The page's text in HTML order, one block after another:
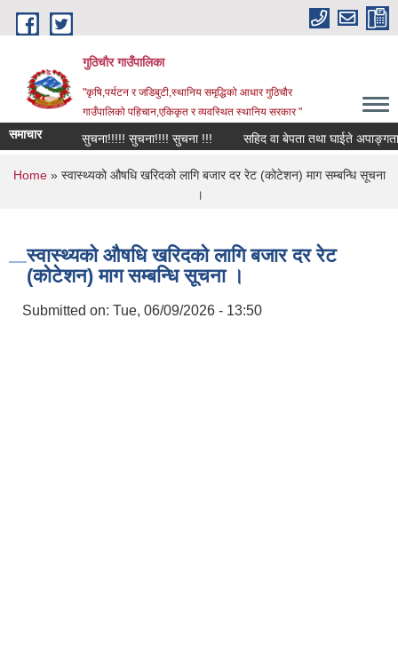
Skip to main content
गुठिचौर गाउँपालिका
"कृषि,पर्यटन र जडिबुटी,स्थानिय समृद्धिको आधार गुठिचौर
गाउँपालिको पहिचान,एकिकृत र व्यवस्थित स्थानिय सरकार "
समाचार सुचना!!!!! सुचना!!!! सुचना !!! सहिद वा बेपता तथा घाईते अपाङ्गता
You are here
Home» स्वास्थ्यको औषधि खरिदको लागि बजार दर रेट (कोटेशन) माग सम्बन्धि सूचना
।
स्वास्थ्यको औषधि खरिदको लागि बजार दर रेट
(कोटेशन) माग सम्बन्धि सूचना ।
Submitted on: Tue, 06/09/2026 - 13:50